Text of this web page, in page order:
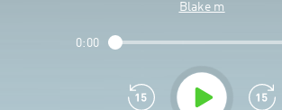
Blake m
0:00